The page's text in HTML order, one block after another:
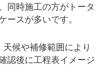
同時施工の方がトータ
ースが多いです。
天候や補修範囲により
認後に工程表イメージ